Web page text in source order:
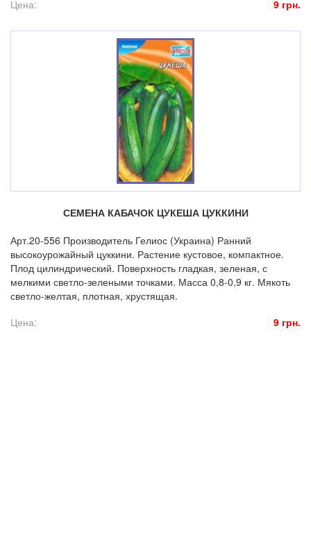
Цена:
9 грн.
СЕМЕНА КАБАЧОК ЦУКЕША ЦУККИНИ
Арт.20-556 Производитель Гелиос (Украина) Ранний
высокоурожайный цуккини. Растение кустовое, компактное.
Плод цилиндрический. Поверхность гладкая, зеленая, с
мелкими светло-зелеными точками. Масса 0,8-0,9 кг. Мякоть
светло-желтая, плотная, хрустящая.
Цена:
9 грн.